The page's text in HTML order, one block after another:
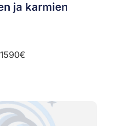
ja karmien